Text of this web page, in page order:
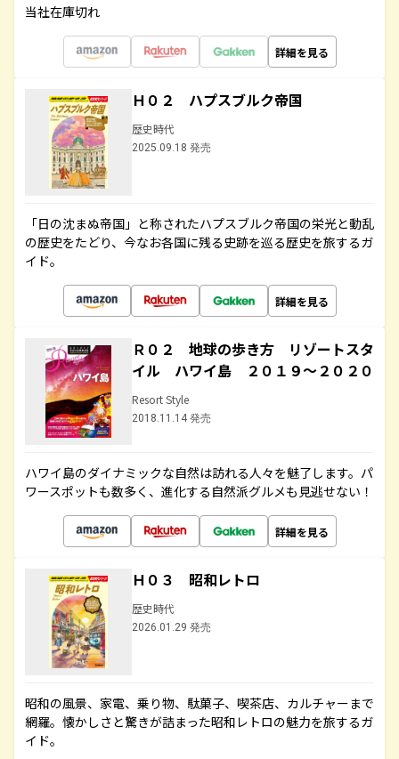
当社在庫切れ
詳細を見る
Ｈ０２ ハプスブルク帝国
歴史時代
2025.09.18 発売
「日の沈まぬ帝国」と称されたハプスブルク帝国の栄光と動乱
の歴史をたどり、今なお各国に残る史跡を巡る歴史を旅するガ
イド。
詳細を見る
Ｒ０２ 地球の歩き方 リゾートスタ
イル ハワイ島 ２０１９～２０２０
Resort Style
2018.11.14 発売
ハワイ島のダイナミックな自然は訪れる人々を魅了します。パ
ワースポットも数多く、進化する自然派グルメも見逃せない！
詳細を見る
Ｈ０３ 昭和レトロ
歴史時代
2026.01.29 発売
昭和の風景、家電、乗り物、駄菓子、喫茶店、カルチャーまで
網羅。懐かしさと驚きが詰まった昭和レトロの魅力を旅するガ
イド。